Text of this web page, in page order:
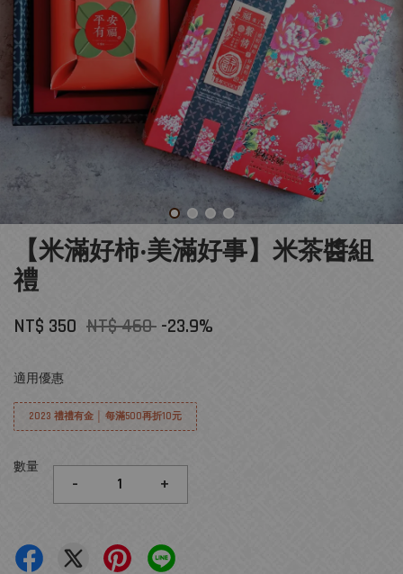
【米滿好柿‧美滿好事】米茶醬組
禮
NT$ 350 NT$ 460 -23.9%
適用優惠
2023 禮禮有金 │ 每滿500再折10元
數量
- +